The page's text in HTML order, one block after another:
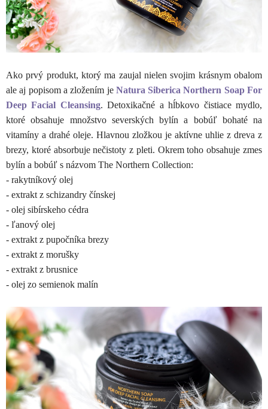
Ako prvý produkt, ktorý ma zaujal nielen svojim krásnym obalom
ale aj popisom a zložením je Natura Siberica Northern Soap For
Deep Facial Cleansing. Detoxikačné a hĺbkovo čistiace mydlo,
ktoré obsahuje množstvo severských bylín a bobúľ bohaté na
vitamíny a drahé oleje. Hlavnou zložkou je aktívne uhlie z dreva z
brezy, ktoré absorbuje nečistoty z pleti. Okrem toho obsahuje zmes
bylín a bobúľ s názvom The Northern Collection:
- rakytníkový olej
- extrakt z schizandry čínskej
- olej sibírskeho cédra
- ľanový olej
- extrakt z pupočníka brezy
- extrakt z morušky
- extrakt z brusnice
- olej zo semienok malín